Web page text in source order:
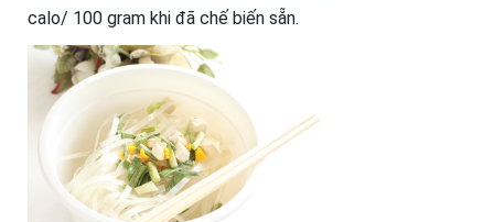
calo/ 100 gram khi đã chế biến sẵn.